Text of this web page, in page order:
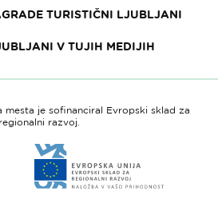
TURISTIČNI LJUBLJANI
V TUJIH MEDIJIH
mesta je sofinanciral Evropski sklad za
regionalni razvoj.
do
spletne